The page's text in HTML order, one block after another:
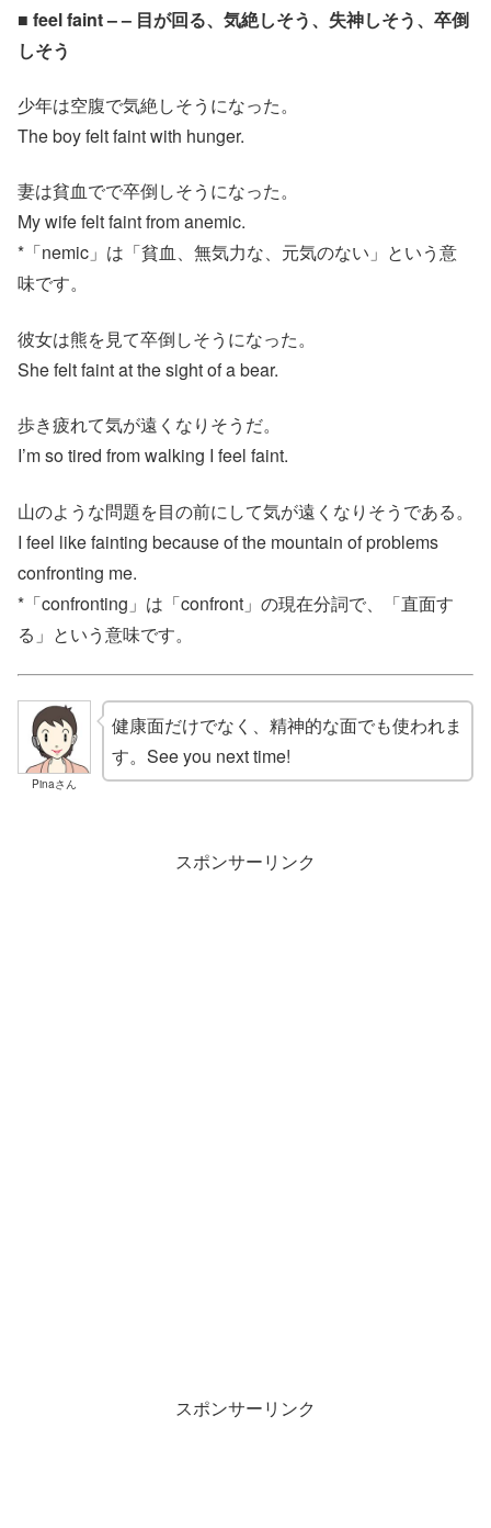
■ feel faint – – 目が回る、気絶しそう、失神しそう、卒倒
しそう
少年は空腹で気絶しそうになった。
The boy felt faint with hunger.
妻は貧血でで卒倒しそうになった。
My wife felt faint from anemic.
*「nemic」は「貧血、無気力な、元気のない」という意
味です。
彼女は熊を見て卒倒しそうになった。
She felt faint at the sight of a bear.
歩き疲れて気が遠くなりそうだ。
I’m so tired from walking I feel faint.
山のような問題を目の前にして気が遠くなりそうである。
I feel like fainting because of the mountain of problems
confronting me.
*「confronting」は「confront」の現在分詞で、「直面す
る」という意味です。
Pinaさん
健康面だけでなく、精神的な面でも使われま
す。See you next time!
スポンサーリンク
スポンサーリンク